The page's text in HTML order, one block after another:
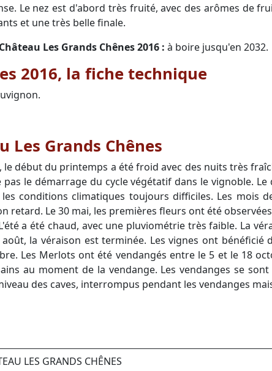
Le nez est d'abord très fruité, avec des arômes de
et une très belle finale.
Les Grands Chênes 2016 : à boire jusqu'en 2032.
2016, la fiche technique
Les Grands Chênes
début du printemps a été froid avec des nuits très
le démarrage du cycle végétatif dans le vignoble.
conditions climatiques toujours difficiles. Les mois
retard. Le 30 mai, les premières fleurs ont été
a été chaud, avec une pluviométrie très faible. La
la véraison est terminée. Les vignes ont
Les Merlots ont été vendangés entre le 5 et le 18
au moment de la vendange. Les vendanges se
des caves, interrompus pendant les vendanges
LES GRANDS CHÊNES